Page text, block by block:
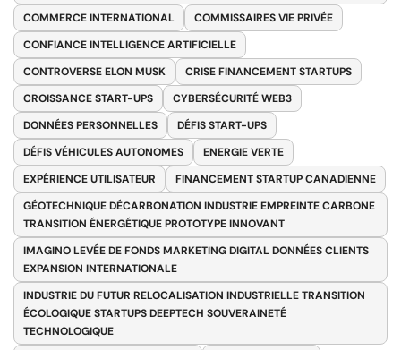
COMMERCE INTERNATIONAL
COMMISSAIRES VIE PRIVÉE
CONFIANCE INTELLIGENCE ARTIFICIELLE
CONTROVERSE ELON MUSK
CRISE FINANCEMENT STARTUPS
CROISSANCE START-UPS
CYBERSÉCURITÉ WEB3
DONNÉES PERSONNELLES
DÉFIS START-UPS
DÉFIS VÉHICULES AUTONOMES
ENERGIE VERTE
EXPÉRIENCE UTILISATEUR
FINANCEMENT STARTUP CANADIENNE
GÉOTECHNIQUE DÉCARBONATION INDUSTRIE EMPREINTE CARBONE
TRANSITION ÉNERGÉTIQUE PROTOTYPE INNOVANT
IMAGINO LEVÉE DE FONDS MARKETING DIGITAL DONNÉES CLIENTS
EXPANSION INTERNATIONALE
INDUSTRIE DU FUTUR RELOCALISATION INDUSTRIELLE TRANSITION
ÉCOLOGIQUE STARTUPS DEEPTECH SOUVERAINETÉ
TECHNOLOGIQUE